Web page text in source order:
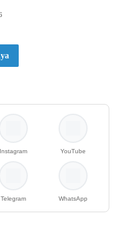
Instagram YouTube
Telegram WhatsApp